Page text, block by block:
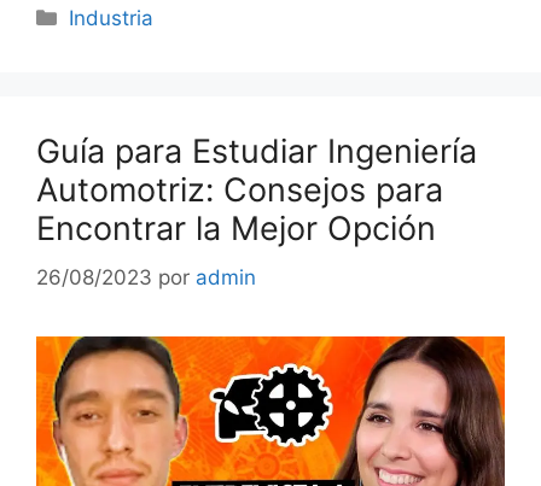
Categorías
Industria
Guía para Estudiar Ingeniería
Automotriz: Consejos para
Encontrar la Mejor Opción
26/08/2023 por admin